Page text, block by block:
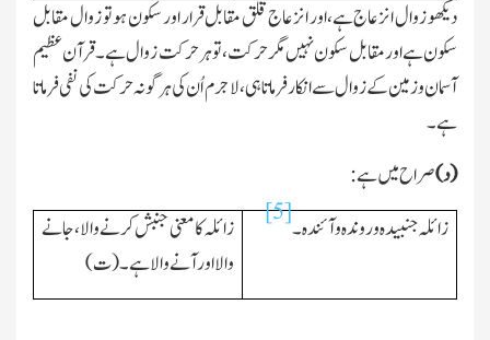
دیکھو زوال انزعاج ہے،اور انزعاج قلق مقابل قرار اور سکون ہو تو زوال مقابل
سکون ہے اور مقابل سکون نہیں مگر حرکت،تو ہر حرکت زوال ہے۔قرآن عظیم
آسمان و زمین کے زوال سے انکار فرماتا ہی،لاجرم اُن کی ہر گونہ حرکت کی نفی فرماتا
ہے۔
(د)صراح میں ہے:
زائلہ جنبیدہ و روندہ وآئندہ۔[5]
زائلہ کا معنی جنبش کرنے والا،جانے
والا اور آنے والا ہے۔(ت)